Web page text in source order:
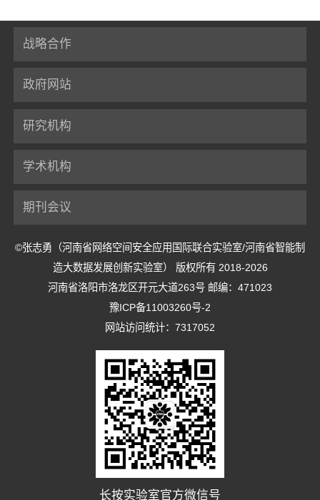
战略合作
政府网站
研究机构
学术机构
期刊会议
©张志勇（河南省网络空间安全应用国际联合实验室/河南省智能制
造大数据发展创新实验室） 版权所有 2018-2026
河南省洛阳市洛龙区开元大道263号 邮编：471023
豫ICP备11003260号-2
网站访问统计：7317052
长按实验室官方微信号